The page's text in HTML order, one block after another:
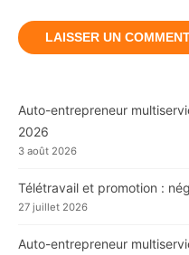
Auto-entrepreneur
2026
3 août 2026
Télétravail et promotion :
27 juillet 2026
Auto-entrepreneur